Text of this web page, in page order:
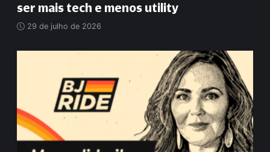
ser mais tech e menos utility
29 de julho de 2026